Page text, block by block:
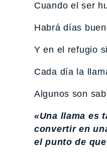
Cuando el ser
Habrá días
Y en el refugio
Cada día la
Algunos son
«Una llama es
convertir en
el punto de